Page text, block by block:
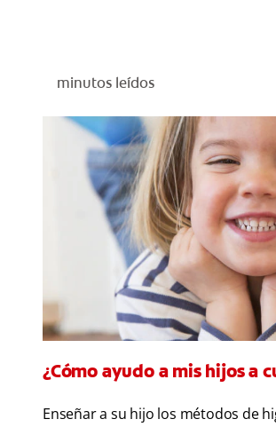
minutos leídos
¿Cómo ayudo a mis hijos a
Enseñar a su hijo los métodos de